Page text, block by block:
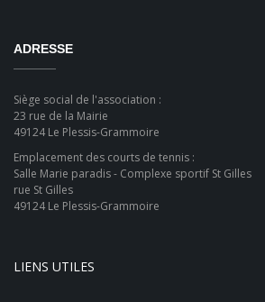
ADRESSE
Siège social de l'association :
23 rue de la Mairie
49124 Le Plessis-Grammoire
Emplacement des courts de tennis :
Salle Marie paradis - Complexe sportif St Gilles
rue St Gilles
49124 Le Plessis-Grammoire
LIENS UTILES